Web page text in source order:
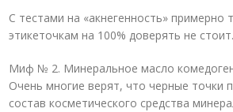
С тестами на «акнегенность»
этикеточкам на 100% доверять не стоит.
Миф № 2. Минеральное масло
Очень многие верят, что черные точки
состав косметического средства